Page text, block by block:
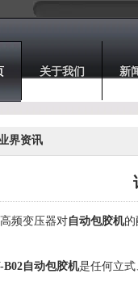
关于我们 新
界资讯
频变压器对自动包胶机的
B02自动包胶机是任何立